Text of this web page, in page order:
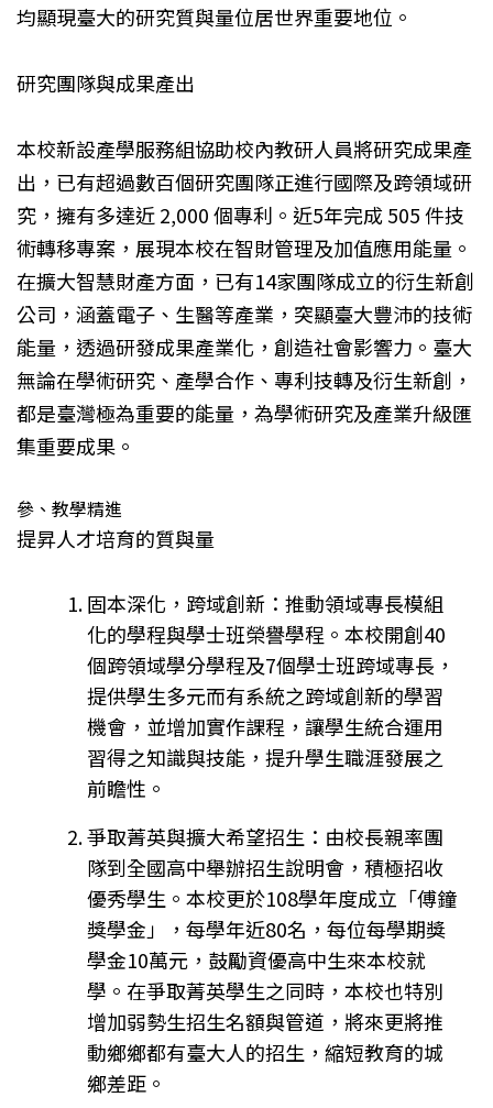
均顯現臺大的研究質與量位居世界重要地位。
研究團隊與成果產出
本校新設產學服務組協助校內教研人員將研究成果產
出，已有超過數百個研究團隊正進行國際及跨領域研
究，擁有多達近 2,000 個專利。近5年完成 505 件技
術轉移專案，展現本校在智財管理及加值應用能量。
在擴大智慧財產方面，已有14家團隊成立的衍生新創
公司，涵蓋電子、生醫等產業，突顯臺大豐沛的技術
能量，透過研發成果產業化，創造社會影響力。臺大
無論在學術研究、產學合作、專利技轉及衍生新創，
都是臺灣極為重要的能量，為學術研究及產業升級匯
集重要成果。
參、教學精進
提昇人才培育的質與量
固本深化，跨域創新：推動領域專長模組
化的學程與學士班榮譽學程。本校開創40
個跨領域學分學程及7個學士班跨域專長，
提供學生多元而有系統之跨域創新的學習
機會，並增加實作課程，讓學生統合運用
習得之知識與技能，提升學生職涯發展之
前瞻性。
爭取菁英與擴大希望招生：由校長親率團
隊到全國高中舉辦招生說明會，積極招收
優秀學生。本校更於108學年度成立「傅鐘
獎學金」，每學年近80名，每位每學期獎
學金10萬元，鼓勵資優高中生來本校就
學。在爭取菁英學生之同時，本校也特別
增加弱勢生招生名額與管道，將來更將推
動鄉鄉都有臺大人的招生，縮短教育的城
鄉差距。